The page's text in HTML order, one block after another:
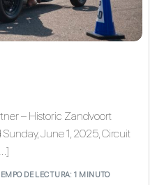
– Historic Zandvoort
June 1, 2025, Circuit
DE LECTURA: 1 MINUTO